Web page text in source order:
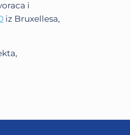
i
iz Bruxellesa,